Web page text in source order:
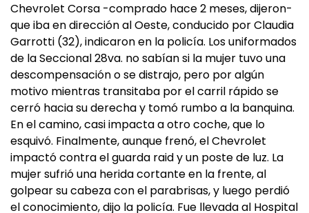
Chevrolet Corsa -comprado hace 2 meses, dijeron-
que iba en dirección al Oeste, conducido por Claudia
Garrotti (32), indicaron en la policía. Los uniformados
de la Seccional 28va. no sabían si la mujer tuvo una
descompensación o se distrajo, pero por algún
motivo mientras transitaba por el carril rápido se
cerró hacia su derecha y tomó rumbo a la banquina.
En el camino, casi impacta a otro coche, que lo
esquivó. Finalmente, aunque frenó, el Chevrolet
impactó contra el guarda raid y un poste de luz. La
mujer sufrió una herida cortante en la frente, al
golpear su cabeza con el parabrisas, y luego perdió
el conocimiento, dijo la policía. Fue llevada al Hospital